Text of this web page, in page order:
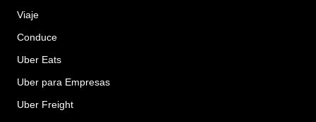
Viaje
Conduce
Uber Eats
Uber para Empresas
Uber Freight